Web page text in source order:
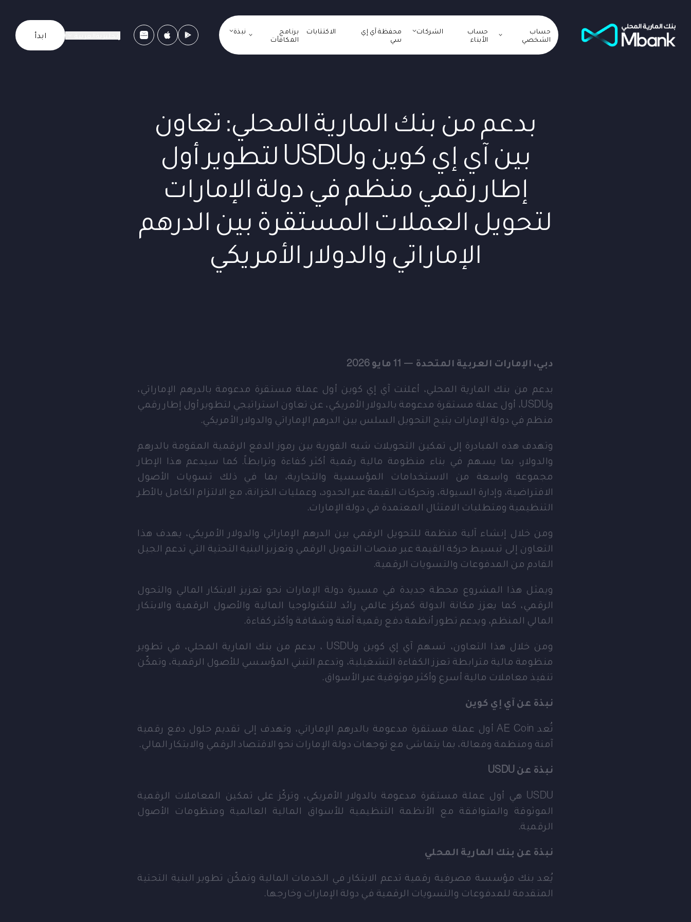
حساب
الشخصي
حساب
الأبناء
الشركات
محفظة آي إي
سي
الاكتتابات
برنامج
المكافآت
نبذة ابدأ
بدعم من بنك المارية المحلي: تعاون
بين آي إي كوين وUSDU لتطوير أول
إطار رقمي منظم في دولة الإمارات
لتحويل العملات المستقرة بين الدرهم
الإماراتي والدولار الأمريكي
دبي، الإمارات العربية المتحدة — 11 مايو 2026
بدعم من بنك المارية المحلي، أعلنت آي إي كوين أول عملة مستقرة مدعومة بالدرهم الإماراتي،
وUSDU، أول عملة مستقرة مدعومة بالدولار الأمريكي، عن تعاون استراتيجي لتطوير أول إطار رقمي
منظم في دولة الإمارات يتيح التحويل السلس بين الدرهم الإماراتي والدولار الأمريكي.
وتهدف هذه المبادرة إلى تمكين التحويلات شبه الفورية بين رموز الدفع الرقمية المقومة بالدرهم
والدولار، بما يسهم في بناء منظومة مالية رقمية أكثر كفاءة وترابطاً. كما سيدعم هذا الإطار
مجموعة واسعة من الاستخدامات المؤسسية والتجارية، بما في ذلك تسويات الأصول
الافتراضية، وإدارة السيولة، وتحركات القيمة عبر الحدود، وعمليات الخزانة، مع الالتزام الكامل بالأطر
التنظيمية ومتطلبات الامتثال المعتمدة في دولة الإمارات.
ومن خلال إنشاء آلية منظمة للتحويل الرقمي بين الدرهم الإماراتي والدولار الأمريكي، يهدف هذا
التعاون إلى تبسيط حركة القيمة عبر منصات التمويل الرقمي وتعزيز البنية التحتية التي تدعم الجيل
القادم من المدفوعات والتسويات الرقمية.
ويمثل هذا المشروع محطة جديدة في مسيرة دولة الإمارات نحو تعزيز الابتكار المالي والتحول
الرقمي، كما يعزز مكانة الدولة كمركز عالمي رائد للتكنولوجيا المالية والأصول الرقمية والابتكار
المالي المنظم، ويدعم تطور أنظمة دفع رقمية آمنة وشفافة وأكثر كفاءة.
ومن خلال هذا التعاون، تسهم آي إي كوين وUSDU ، بدعم من بنك المارية المحلي، في تطوير
منظومة مالية مترابطة تعزز الكفاءة التشغيلية، وتدعم التبني المؤسسي للأصول الرقمية، وتمكّن
تنفيذ معاملات مالية أسرع وأكثر موثوقية عبر الأسواق.
نبذة عن آي إي كوين
تُعد AE Coin أول عملة مستقرة مدعومة بالدرهم الإماراتي، وتهدف إلى تقديم حلول دفع رقمية
آمنة ومنظمة وفعالة، بما يتماشى مع توجهات دولة الإمارات نحو الاقتصاد الرقمي والابتكار المالي.
نبذة عن USDU
USDU هي أول عملة مستقرة مدعومة بالدولار الأمريكي، وتركّز على تمكين المعاملات الرقمية
الموثوقة والمتوافقة مع الأنظمة التنظيمية للأسواق المالية العالمية ومنظومات الأصول
الرقمية.
نبذة عن بنك المارية المحلي
يُعد بنك مؤسسة مصرفية رقمية تدعم الابتكار في الخدمات المالية وتمكّن تطوير البنية التحتية
المتقدمة للمدفوعات والتسويات الرقمية في دولة الإمارات وخارجها.